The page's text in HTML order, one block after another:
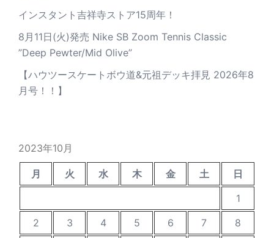
インスタント吉祥寺ストア15周年！
8月11日(火)発売 Nike SB Zoom Tennis Classic
”Deep Pewter/Mid Olive”
【ハウツースケートボウ道&元祖デッキ拝見 2026年8
月号！！】
2023年10月
月 火 水 木 金 土
日
1
2
3 4 5 6 7
8